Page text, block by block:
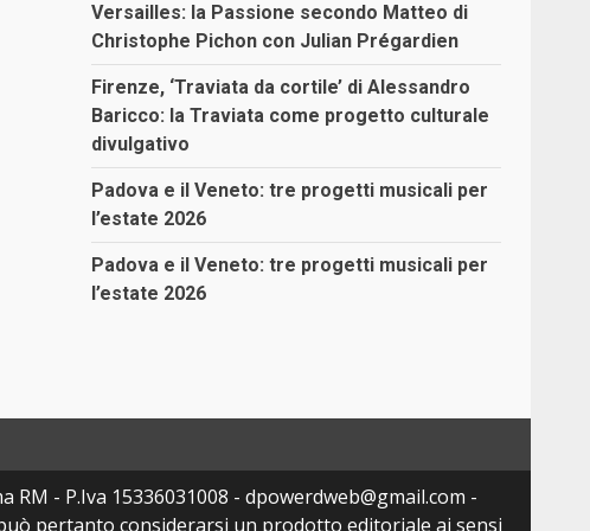
Versailles: la Passione secondo Matteo di
Christophe Pichon con Julian Prégardien
Firenze, ‘Traviata da cortile’ di Alessandro
Baricco: la Traviata come progetto culturale
divulgativo
Padova e il Veneto: tre progetti musicali per
l’estate 2026
Padova e il Veneto: tre progetti musicali per
l’estate 2026
- P.Iva 15336031008 - dpowerdweb@gmail.com -
pertanto considerarsi un prodotto editoriale ai sensi